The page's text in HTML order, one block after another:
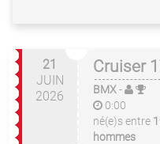
21
JUIN
2026
Cruiser
BMX-
0:00
né(e)s entre
hommes